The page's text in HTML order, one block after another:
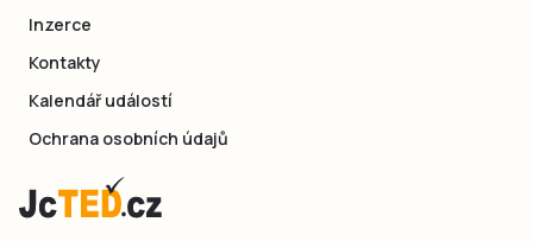
Inzerce
Kontakty
Kalendář událostí
Ochrana osobních údajů